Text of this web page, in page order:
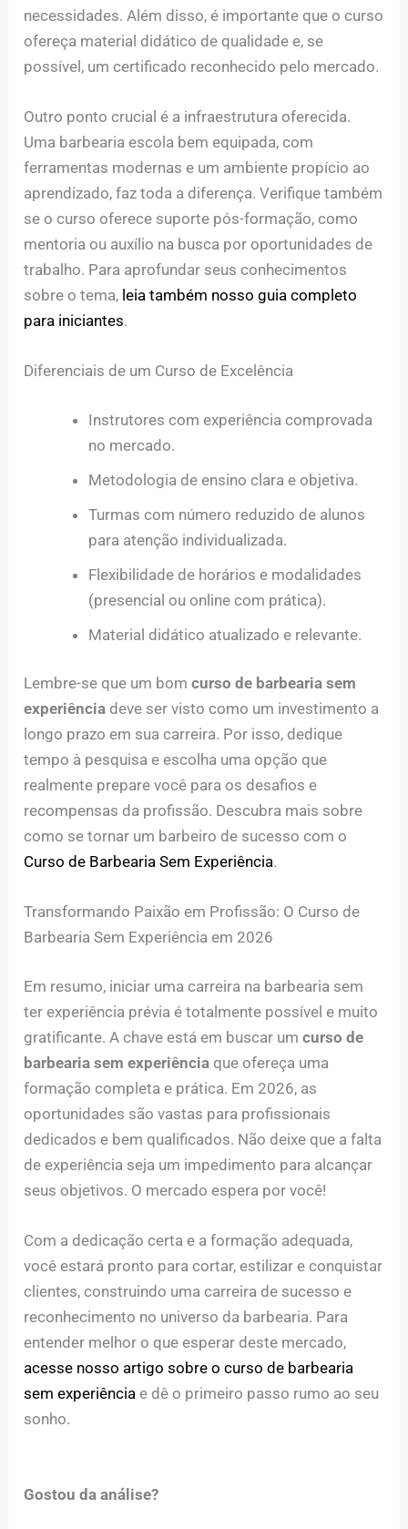
necessidades. Além disso, é importante que o curso
ofereça material didático de qualidade e, se
possível, um certificado reconhecido pelo mercado.
Outro ponto crucial é a infraestrutura oferecida.
Uma barbearia escola bem equipada, com
ferramentas modernas e um ambiente propício ao
aprendizado, faz toda a diferença. Verifique também
se o curso oferece suporte pós-formação, como
mentoria ou auxílio na busca por oportunidades de
trabalho. Para aprofundar seus conhecimentos
sobre o tema, leia também nosso guia completo
para iniciantes.
Diferenciais de um Curso de Excelência
Instrutores com experiência comprovada
no mercado.
Metodologia de ensino clara e objetiva.
Turmas com número reduzido de alunos
para atenção individualizada.
Flexibilidade de horários e modalidades
(presencial ou online com prática).
Material didático atualizado e relevante.
Lembre-se que um bomcurso de barbearia sem
experiência deve ser visto como um investimento a
longo prazo em sua carreira. Por isso, dedique
tempo à pesquisa e escolha uma opção que
realmente prepare você para os desafios e
recompensas da profissão. Descubra mais sobre
como se tornar um barbeiro de sucesso com o
Curso de Barbearia Sem Experiência.
Transformando Paixão em Profissão: O Curso de
Barbearia Sem Experiência em 2026
Em resumo, iniciar uma carreira na barbearia sem
ter experiência prévia é totalmente possível e muito
gratificante. A chave está em buscar umcurso de
barbearia sem experiência que ofereça uma
formação completa e prática. Em 2026, as
oportunidades são vastas para profissionais
dedicados e bem qualificados. Não deixe que a falta
de experiência seja um impedimento para alcançar
seus objetivos. O mercado espera por você!
Com a dedicação certa e a formação adequada,
você estará pronto para cortar, estilizar e conquistar
clientes, construindo uma carreira de sucesso e
reconhecimento no universo da barbearia. Para
entender melhor o que esperar deste mercado,
acesse nosso artigo sobre o curso de barbearia
sem experiência e dê o primeiro passo rumo ao seu
sonho.
Gostou da análise?